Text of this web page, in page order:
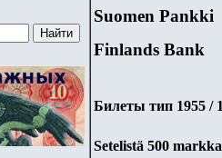
Suomen Pankki
Finlands Bank
Билеты тип 1955 /
Setelistä 500